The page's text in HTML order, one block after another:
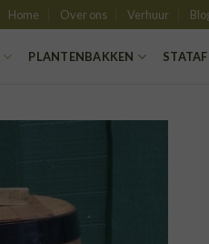
Home Over ons Verhuur
PLANTENBAKKEN